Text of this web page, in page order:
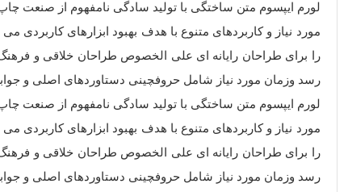
لورم ایپسوم متن ساختگی با تولید سادگی نامفهوم از صنعت
مورد نیاز و کاربردهای متنوع با هدف بهبود ابزارهای
را برای طراحان رایانه ای علی الخصوص طراحان خلاقی و
رسد وزمان مورد نیاز شامل حروفچینی دستاوردهای اصلی و
لورم ایپسوم متن ساختگی با تولید سادگی نامفهوم از صنعت
مورد نیاز و کاربردهای متنوع با هدف بهبود ابزارهای
را برای طراحان رایانه ای علی الخصوص طراحان خلاقی و
رسد وزمان مورد نیاز شامل حروفچینی دستاوردهای اصلی و